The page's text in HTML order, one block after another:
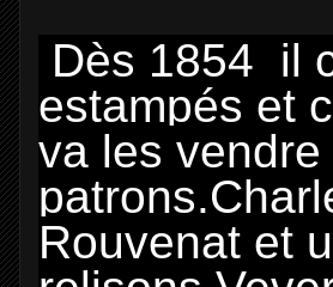
Dès 1854 il
estampés et
va les
Rouvenat et